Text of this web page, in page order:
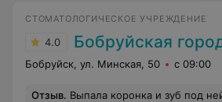
СТОМАТОЛОГИЧЕСКОЕ УЧРЕЖДЕНИЕ
4.0 Бобруйская
Бобруйск, ул. Минская, 50 с 09:00
Отзыв. Выпала коронка и зуб под ней частично сломался. Зашла в стоматологическую поликлинику для консультации. В регистратуре мне дали талон и сказали что в течении часа меня примут. До этого я ставила коронку у Станчик М. Г. , поэтому и